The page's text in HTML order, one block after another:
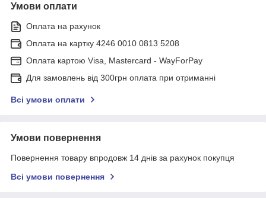
Умови оплати
Оплата на рахунок
Оплата на картку 4246 0010 0813 5208
Оплата картою Visa, Mastercard - WayForPay
Для замовлень від 300грн оплата при отриманні
Всі умови оплати
Умови повернення
Повернення товару впродовж 14 днів за рахунок покупця
Всі умови повернення